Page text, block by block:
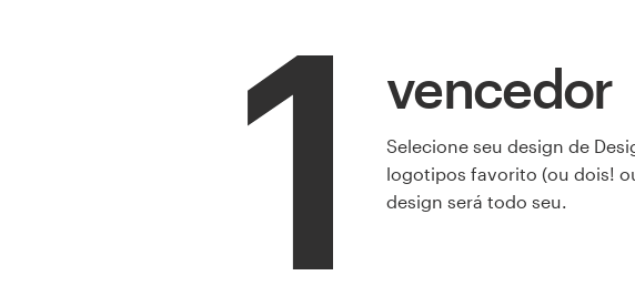
1 vencedor
Selecione seu design de
logotipos favorito (ou dois!
design será todo seu.